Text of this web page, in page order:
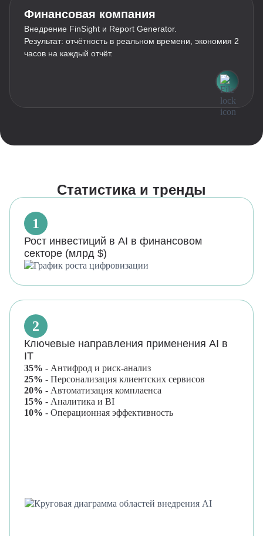
Финансовая компания
Внедрение FinSight и Report Generator.
Результат: отчётность в реальном времени, экономия 2
часов на каждый отчёт.
Статистика и тренды
1
Рост инвестиций в AI в финансовом
секторе (млрд $)
2
Ключевые направления применения AI в
IT
35% - Антифрод и риск-анализ
25% - Персонализация клиентских сервисов
20% - Автоматизация комплаенса
15% - Аналитика и BI
10% - Операционная эффективность